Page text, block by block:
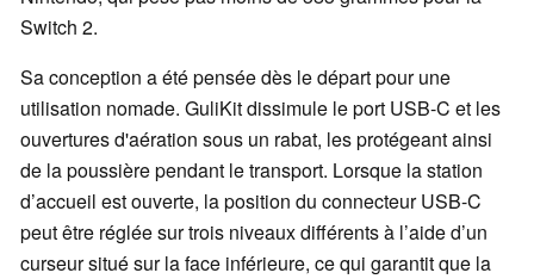
Switch 2.
Sa conception a été pensée dès le départ pour une
utilisation nomade. GuliKit dissimule le port USB-C et les
ouvertures d'aération sous un rabat, les protégeant ainsi
de la poussière pendant le transport. Lorsque la station
d’accueil est ouverte, la position du connecteur USB-C
peut être réglée sur trois niveaux différents à l’aide d’un
curseur situé sur la face inférieure, ce qui garantit que la